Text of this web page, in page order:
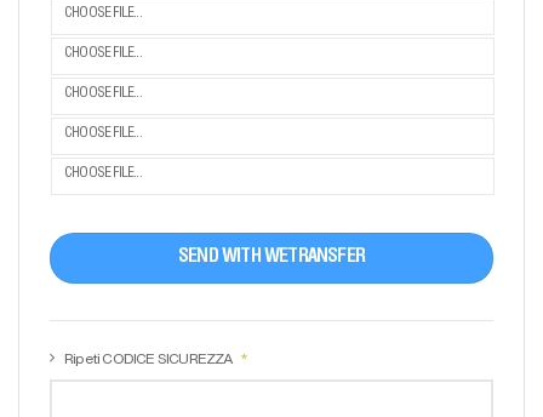
CHOOSE FILE...
CHOOSE FILE...
CHOOSE FILE...
CHOOSE FILE...
CHOOSE FILE...
SEND WITH WETRANSFER
Ripeti CODICE SICUREZZA